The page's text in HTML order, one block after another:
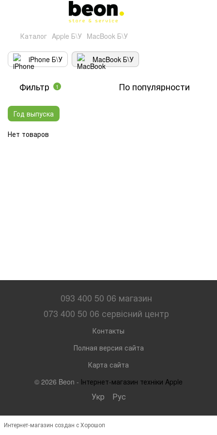
Каталог Apple Б\У MacBook Б\У
iPhone Б\У MacBook Б\У
Фильтр 1 По популярности
Год выпуска
Нет товаров
093 400 50 06 магазин
073 400 50 06 сервісний центр
Контакты
Полная версия сайта
Карта сайта
© 2026 Beon - Інтернет-магазин техніки Apple
Укр Рус
Интернет-магазин создан с Хорошоп